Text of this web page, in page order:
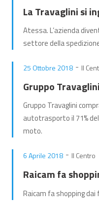
La Travaglini si
Atessa. L’azienda
settore della
25 Ottobre 2018 - Il
Gruppo
Gruppo Travaglini
autotrasporto il 71%
moto.
6 Aprile 2018 - Il Centro
Raicam fa
Raicam fa shopping dai